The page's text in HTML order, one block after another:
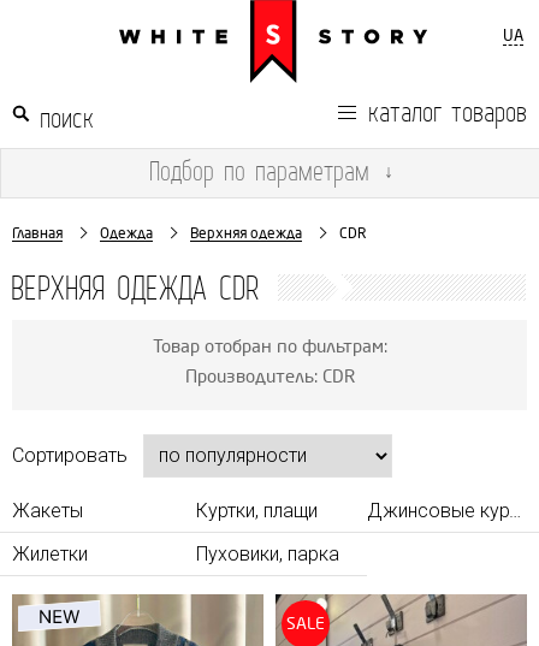
UA
каталог товаров
Подбор по параметрам ↓
Главная Одежда Верхняя одежда CDR
ВЕРХНЯЯ ОДЕЖДА CDR
Товар отобран по фильтрам:
Производитель: CDR
Сортировать
Жакеты Куртки, плащи
Жилетки
Пуховики, парка
SALE